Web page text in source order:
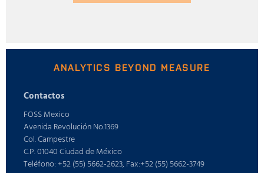
ANALYTICS BEYOND MEASURE
Contactos
FOSS Mexico
Avenida Revolución No.1369
Col. Campestre
C.P. 01040 Ciudad de México
Teléfono: +52 (55) 5662-2623, Fax:+52 (55) 5662-3749